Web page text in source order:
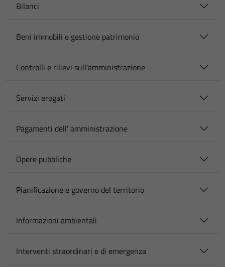
Bilanci
Beni immobili e gestione patrimonio
Controlli e rilievi sull'amministrazione
Servizi erogati
Pagamenti dell' amministrazione
Opere pubbliche
Pianificazione e governo del territorio
Informazioni ambientali
Interventi straordinari e di emergenza